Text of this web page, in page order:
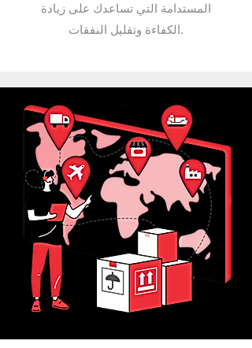
المستدامة التي تساعدك على زيادة
الكفاءة وتقليل النفقات.